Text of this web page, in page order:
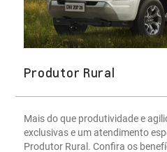
Produtor Rural
Mais do que produtividade e
exclusivas e um atendimento
Produtor Rural. Confira os